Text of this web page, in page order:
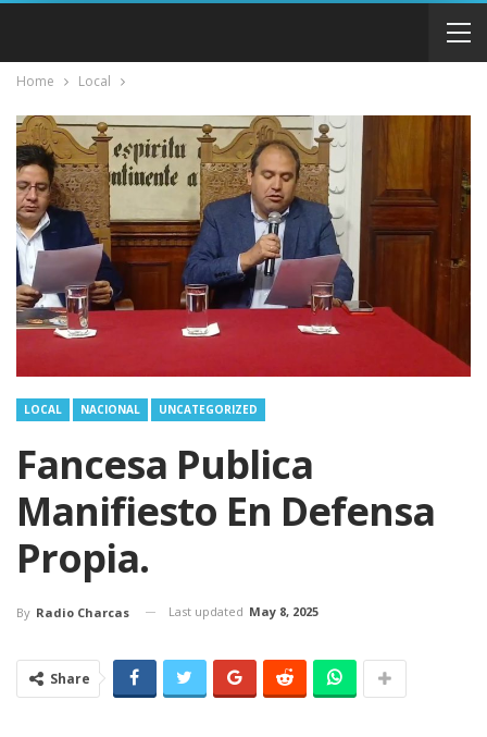
Home Local
LOCAL NACIONAL UNCATEGORIZED
Fancesa Publica
Manifiesto En Defensa
Propia.
By Radio Charcas Last updated May 8, 2025
Share